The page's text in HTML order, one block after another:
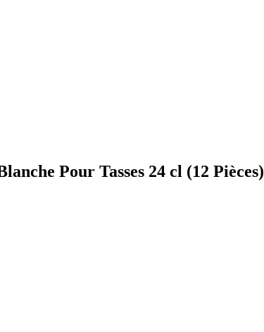
Pour Tasses 24 cl (12 Pièces)